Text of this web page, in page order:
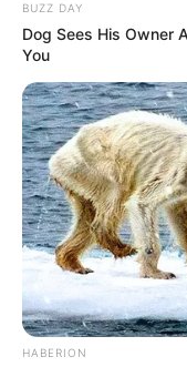
BUZZ DAY
Dog Sees His Owner
You
HABERION